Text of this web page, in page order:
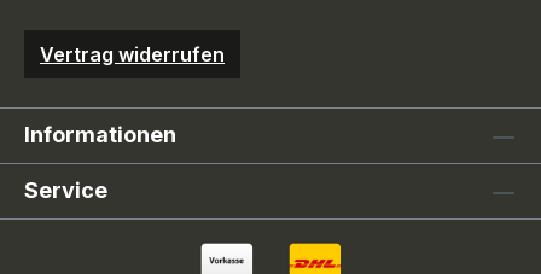
Vertrag widerrufen
Informationen
Service